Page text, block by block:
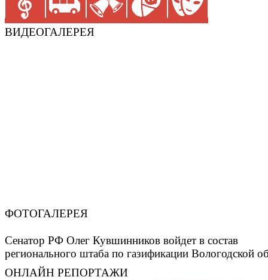
ВИДЕОГАЛЕРЕЯ
ФОТОГАЛЕРЕЯ
Сенатор РФ Олег Кувшинников войдет в состав
регионального штаба по газификации Вологодской
ОНЛАЙН РЕПОРТАЖИ